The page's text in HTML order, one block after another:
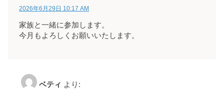
2026年6月29日 10:17 AM
家族と一緒に参加します。
今月もよろしくお願いいたします。
ベティ より: